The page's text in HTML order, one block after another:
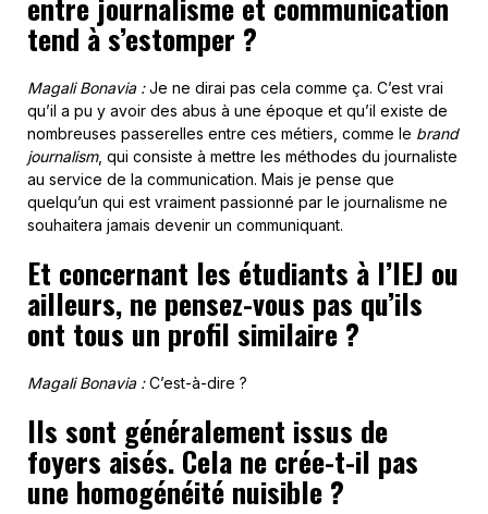
tend à s’estomper ?
Magali Bonavia :Je ne dirai pas cela comme ça. C’est vrai
qu’il a pu y avoir des abus à une époque et qu’il existe de
nombreuses passerelles entre ces métiers, comme le brand
journalism, qui consiste à mettre les méthodes du journaliste
au service de la communication. Mais je pense que
quelqu’un qui est vraiment passionné par le journalisme ne
souhaitera jamais devenir un communiquant.
Et concernant les étudiants à l’IEJ ou
ailleurs, ne pensez-vous pas qu’ils
ont tous un profil similaire ?
Magali Bonavia :C’est-à-dire ?
Ils sont généralement issus de
foyers aisés. Cela ne crée-t-il pas
une homogénéité nuisible ?